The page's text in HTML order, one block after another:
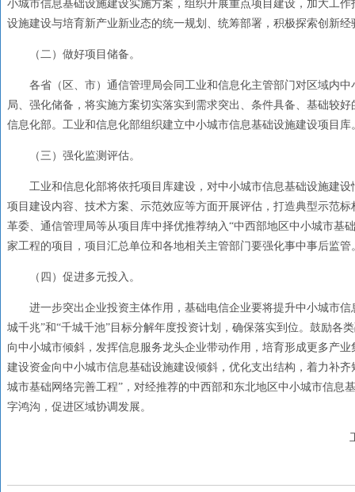
小城市信息基础设施建设实施方案，组织开展重点项目建设，加大工
设施建设与培育新产业新业态的统一规划、统筹部署，积极探索创新
（二）做好项目储备。
各省（区、市）通信管理局会同工业和信息化主管部门对区域内
局、强化储备，将实施方案切实落实到需求突出、条件具备、基础较
信息化部。工业和信息化部组织建立中小城市信息基础设施建设项目库
（三）强化监测评估。
工业和信息化部将依托项目库建设，对中小城市信息基础设施建
项目建设内容、技术方案、示范效应等方面开展评估，打造典型示范
革委、通信管理局等从项目库中择优推荐纳入“中西部地区中小城市基
家工程的项目，项目汇总单位和各地相关主管部门要强化事中事后监管
（四）促进多元投入。
进一步突出企业投资主体作用，基础电信企业要将提升中小城市
城千兆”和“千城千池”目标分解年度投资计划，确保落实到位。鼓励各
向中小城市倾斜，发挥信息服务龙头企业带动作用，培育形成更多产
建设资金向中小城市信息基础设施建设倾斜，优化支出结构，着力补
城市基础网络完善工程”，对经推荐的中西部和东北地区中小城市信息
字鸿沟，促进区域协调发展。